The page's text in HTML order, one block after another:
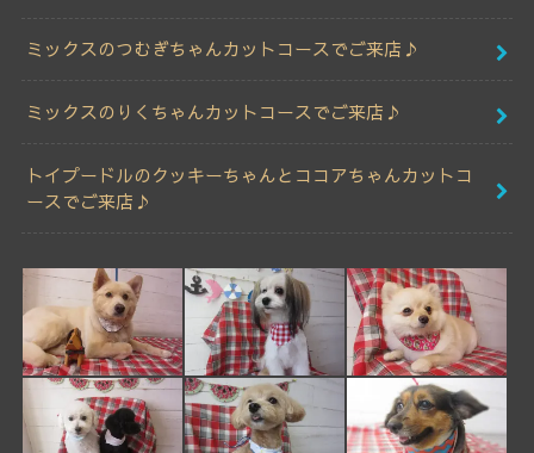
ミックスのつむぎちゃんカットコースでご来店♪
ミックスのりくちゃんカットコースでご来店♪
トイプードルのクッキーちゃんとココアちゃんカットコ
ースでご来店♪